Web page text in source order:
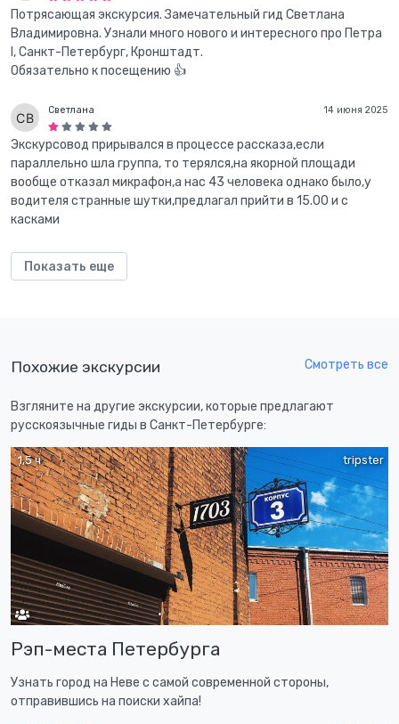
Потрясающая экскурсия. Замечательный гид Светлана
Владимировна. Узнали много нового и интересного про Петра
I, Санкт-Петербург, Кронштадт.
Обязательно к посещению 👍
14 июня 2025
Светлана
Экскурсовод прирывался в процессе рассказа,если
параллельно шла группа, то терялся,на якорной площади
вообще отказал микрафон,а нас 43 человека однако было,у
водителя странные шутки,предлагал прийти в 15.00 и с
касками
Показать еще
Похожие экскурсии Смотреть все
Взгляните на другие экскурсии, которые предлагают
русскоязычные гиды в Санкт-Петербурге:
tripster
1,5 ч
Рэп-места Петербурга
Узнать город на Неве с самой современной стороны,
отправившись на поиски хайпа!